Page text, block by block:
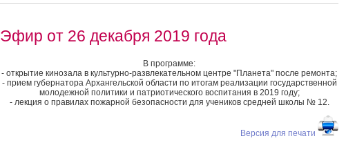
Эфир от 26 декабря 2019 года
В программе:
- открытие кинозала в культурно-развлекательном центре "Планета" после ремонта;
- прием губернатора Архангельской области по итогам реализации государственной
молодежной политики и патриотического воспитания в 2019 году;
- лекция о правилах пожарной безопасности для учеников средней школы № 12.
Версия для печати